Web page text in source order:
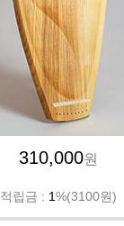
310,000원
적립금 : 1%(3100원)